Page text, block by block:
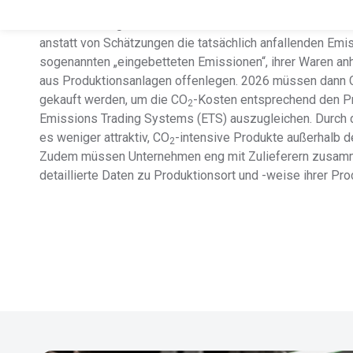
-Preis
anstatt von Schätzungen die tatsächlich anfallenden
sogenannten „eingebetteten Emissionen“, ihrer Waren
aus Produktionsanlagen offenlegen. 2026 müssen dann
gekauft werden, um die CO2-Kosten entsprechend den
Emissions Trading Systems (ETS) auszugleichen. Durch
es weniger attraktiv, CO2-intensive Produkte außerhalb
Zudem müssen Unternehmen eng mit Zulieferern
detaillierte Daten zu Produktionsort und -weise ihrer